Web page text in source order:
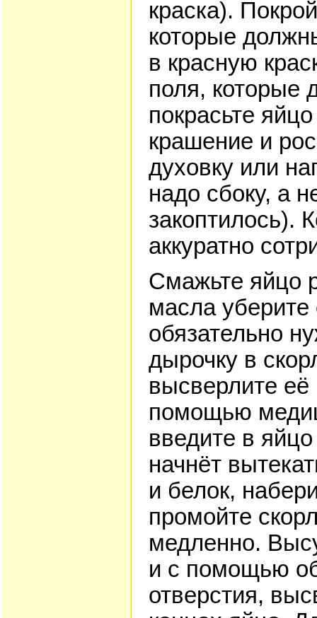
краска).
которые
в красную
поля, которые
покрасьте
крашение и
духовку или
надо сбоку, а
закоптилось).
аккуратно
Смажьте яйцо
масла
обязательно
дырочку в
высверлите
помощью
введите в
начнёт
и белок,
промойте
медленно.
и с помощью
отверстия,